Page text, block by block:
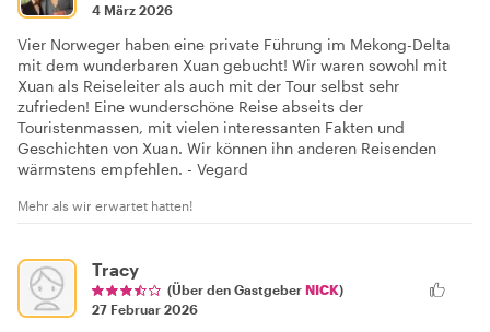
4 März 2026
Vier Norweger haben eine private Führung im Mekong-Delta
mit dem wunderbaren Xuan gebucht! Wir waren sowohl mit
Xuan als Reiseleiter als auch mit der Tour selbst sehr
zufrieden! Eine wunderschöne Reise abseits der
Touristenmassen, mit vielen interessanten Fakten und
Geschichten von Xuan. Wir können ihn anderen Reisenden
wärmstens empfehlen. - Vegard
Mehr als wir erwartet hatten!
Tracy
(Über den Gastgeber NICK)
27 Februar 2026